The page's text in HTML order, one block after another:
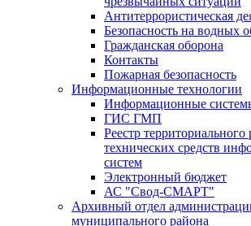
Антитеррористическая
Безопасность на водных
Гражданская оборона
Контакты
Пожарная безопасность
Информационные технологии
Информационные
ГИС ГМП
Реестр
технических средств
систем
Электронный бюджет
АС "Свод-СМАРТ"
Архивный отдел
муниципального района